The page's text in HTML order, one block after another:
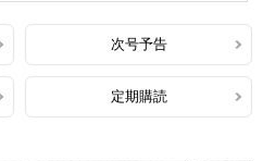
次号予告
定期購読